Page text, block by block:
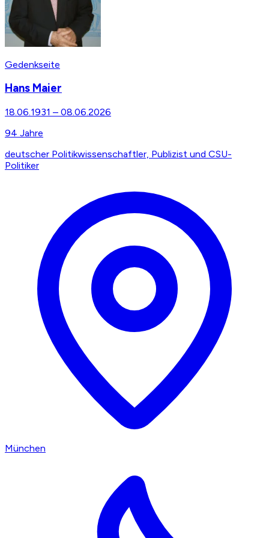
Gedenkseite
Hans Maier
18.06.1931 – 08.06.2026
94 Jahre
deutscher Politikwissenschaftler, Publizist und CSU-
Politiker
München